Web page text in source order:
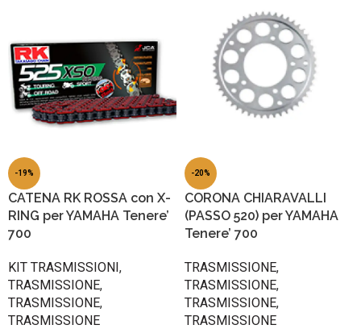
-19%
CATENA RK ROSSA con X-
RING per YAMAHA Tenere’
700
KIT TRASMISSIONI,
TRASMISSIONE,
TRASMISSIONE,
TRASMISSIONE
-20%
CORONA CHIARAVALLI
(PASSO 520) per YAMAHA
Tenere’ 700
TRASMISSIONE,
TRASMISSIONE,
TRASMISSIONE,
TRASMISSIONE